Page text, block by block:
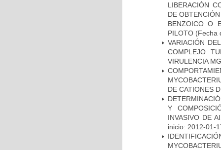
LIBERACIÓN
DE
BENZOICO O
PILOTO (Fecha
VARIACIÓN
COMPLEJO
VIRULENCIA
DE CATIONES
Y
INVASIVO DE
inicio: 2012-01-